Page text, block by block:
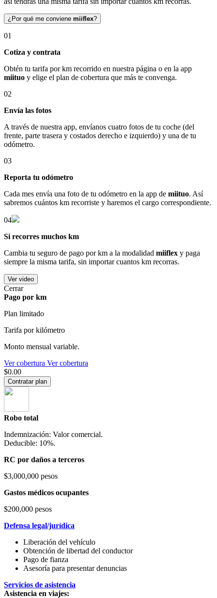
¿Por qué me conviene miiflex?
01
Cotiza y contrata
Obtén tu tarifa por km recorrido en nuestra página o en la app
miituo y elige el plan de cobertura que más te convenga.
02
Envía las fotos
A través de nuestra app, envíanos cuatro fotos de tu coche (del
frente, parte trasera y costados derecho e izquierdo) y una de tu
odómetro.
03
Reporta tu odómetro
Cada mes envía una foto de tu odómetro en la app de miituo. Así
sabremos cuántos km recorriste y haremos el cargo correspondiente.
04
Si recorres muchos km
Cambia tu seguro de pago por km a la modalidad miiflex y paga
siempre la misma tarifa, sin importar cuantos km recorras.
Ver video
Cerrar
Pago por km
Plan limitado
Tarifa por kilómetro
Monto mensual variable.
Ver cobertura Ver cobertura
$0.00
Contratar plan
Robo total
Indemnización: Valor comercial.
Deducible: 10%.
RC por daños a terceros
$3,000,000 pesos
Gastos médicos ocupantes
$200,000 pesos
Defensa legal/jurídica
Liberación del vehículo
Obtención de libertad del conductor
Pago de fianza
Asesoría para presentar denuncias
Servicios de asistencia
Asistencia en viajes: